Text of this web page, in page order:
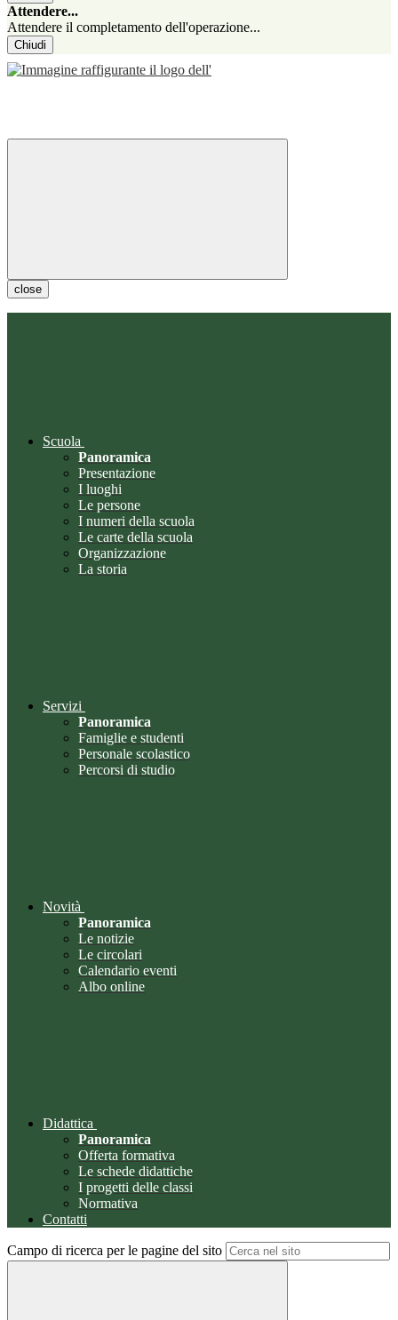
Attendere...
Attendere il completamento dell'operazione...
Chiudi
close
Scuola
Panoramica
Presentazione
I luoghi
Le persone
I numeri della scuola
Le carte della scuola
Organizzazione
La storia
Servizi
Panoramica
Famiglie e studenti
Personale scolastico
Percorsi di studio
Novità
Panoramica
Le notizie
Le circolari
Calendario eventi
Albo online
Didattica
Panoramica
Offerta formativa
Le schede didattiche
I progetti delle classi
Normativa
Contatti
Campo di ricerca per le pagine del sito